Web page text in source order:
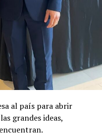
al país para abrir
grandes ideas,